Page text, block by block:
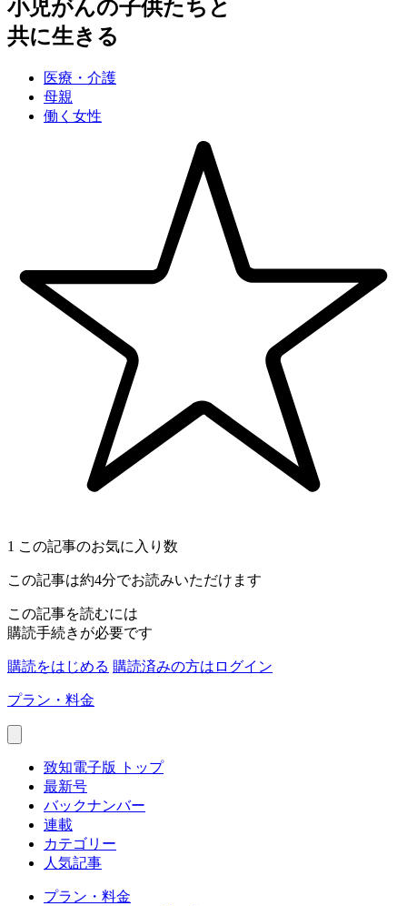
小児がんの子供たちと
共に生きる
医療・介護
母親
働く女性
1 この記事のお気に入り数
この記事は約4分でお読みいただけます
この記事を読むには
購読手続きが必要です
購読をはじめる 購読済みの方はログイン
プラン・料金
致知電子版 トップ
最新号
バックナンバー
連載
カテゴリー
人気記事
プラン・料金